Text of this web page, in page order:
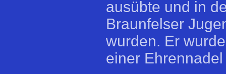
ausübte und in
Braunfelser
wurden. Er
einer